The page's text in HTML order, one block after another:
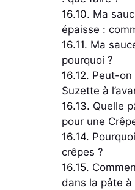
Ma
épaisse :
Ma
pourquoi ?
Peut-on
Suzette à
Quelle
pour une
crêpes ?
dans la pâte à